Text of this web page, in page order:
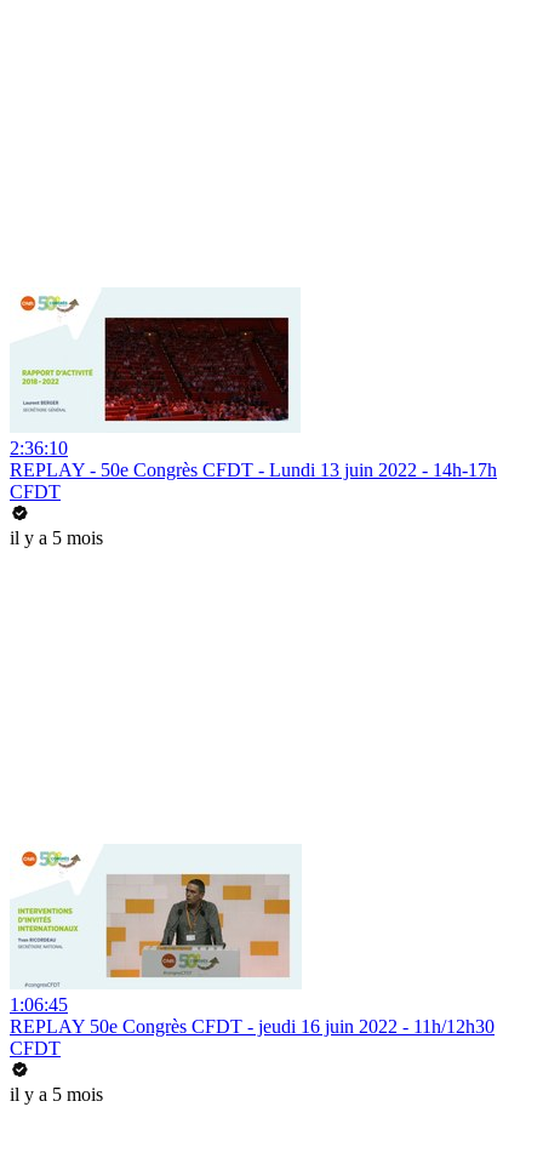
2:36:10
REPLAY - 50e Congrès CFDT - Lundi 13 juin 2022 - 14h-17h
CFDT
il y a 5 mois
1:06:45
REPLAY 50e Congrès CFDT - jeudi 16 juin 2022 - 11h/12h30
CFDT
il y a 5 mois